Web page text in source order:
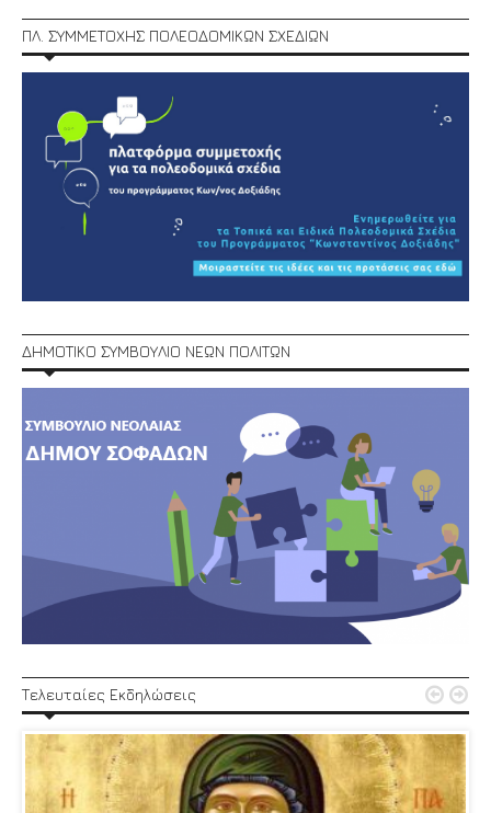
ΠΛ. ΣΥΜΜΕΤΟΧΗΣ ΠΟΛΕΟΔΟΜΙΚΩΝ ΣΧΕΔΙΩΝ
ΔΗΜΟΤΙΚΟ ΣΥΜΒΟΥΛΙΟ ΝΕΩΝ ΠΟΛΙΤΩΝ
Τελευταίες Εκδηλώσεις  